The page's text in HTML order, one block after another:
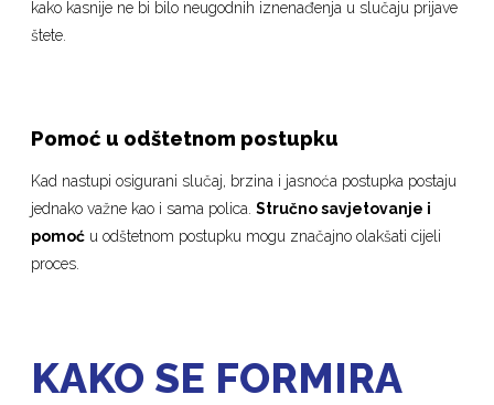
kako kasnije ne bi bilo neugodnih iznenađenja u slučaju prijave
štete.
Pomoć u odštetnom postupku
Kad nastupi osigurani slučaj, brzina i jasnoća postupka postaju
jednako važne kao i sama polica.Stručno savjetovanje i
pomoć u odštetnom postupku mogu značajno olakšati cijeli
proces.
KAKO SE FORMIRA